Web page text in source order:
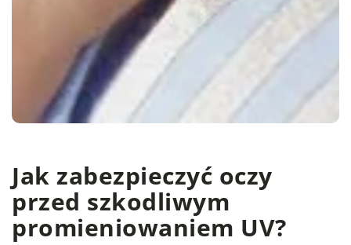
Jak zabezpieczyć oczy
przed szkodliwym
promieniowaniem UV?